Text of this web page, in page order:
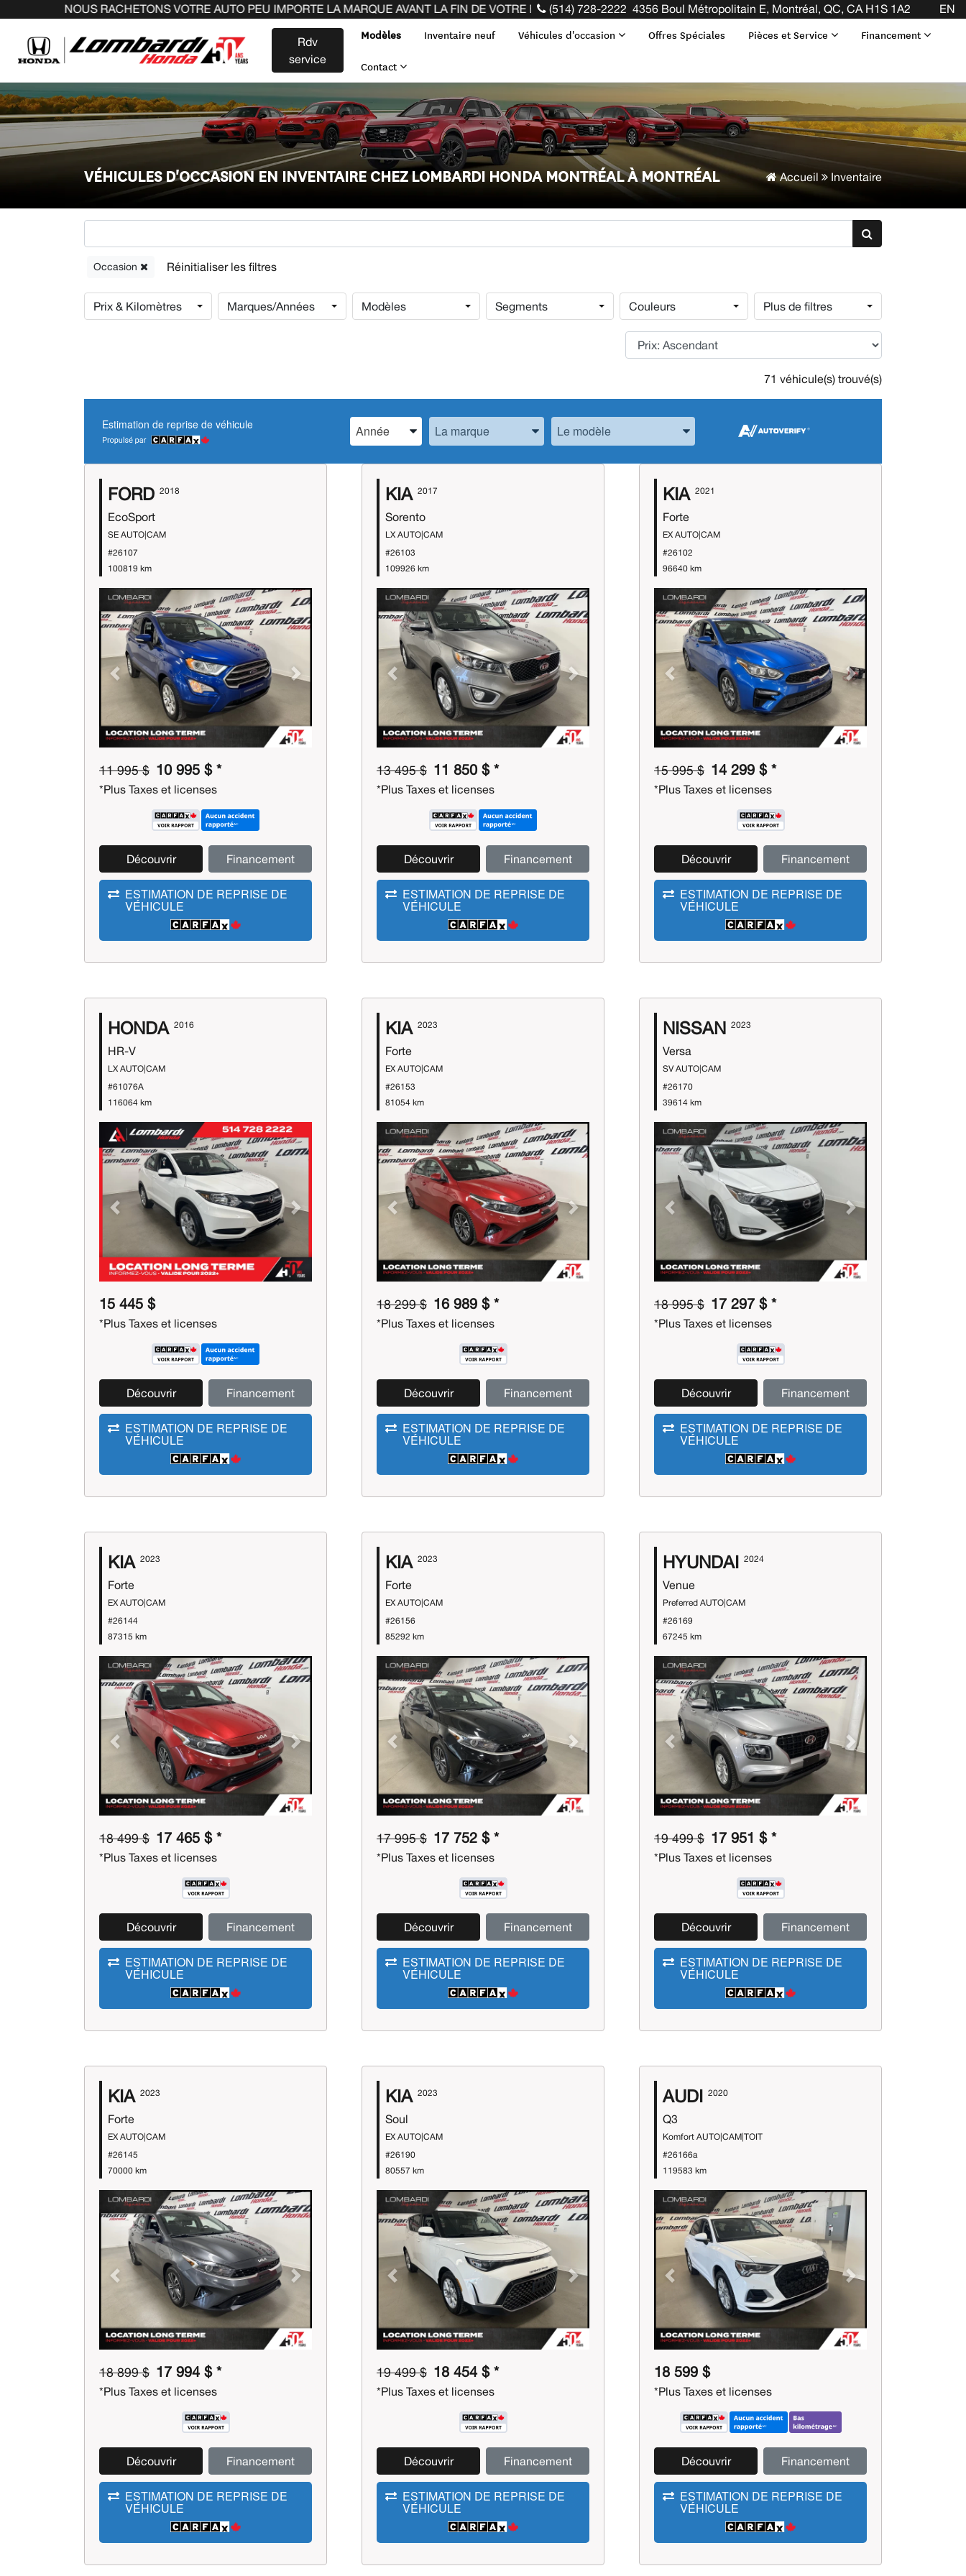
RACHETONS VOTRE AUTO PEU IMPORTE LA MARQUE AVANT LA FIN DE VOTRE BAIL ! CLIQUEZ ICI(514) 728-2222 4356 Boul Métropolitain E, Montréal, QC, CA H1S 1A2 EN
Rdv
service
Modèles Inventaire neuf Véhicules d'occasion Offres Spéciales Pièces et Service Financement
Contact
Accueil Inventaire
VÉHICULES D'OCCASION EN INVENTAIRE CHEZ LOMBARDI HONDA MONTRÉAL À MONTRÉAL
Occasion
Prix & Kilomètres Marques/Années Modèles Segments Couleurs Plus de filtres
71 véhicule(s) trouvé(s)
Estimation de reprise de véhicule Spécifiez l’Année, la Marque et le Modèle
Spécifiez l’Année, la Marque et le ModèleSpécifiez l’Année, la Marque et le Modèle
FORD 2018
EcoSport
SE AUTO|CAM
#26107
100819 km
Previous Next
11 995 $ 10 995 $ *
*Plus Taxes et licenses
Découvrir Financement
ESTIMATION DE REPRISE DE
VÉHICULE
KIA 2017
Sorento
LX AUTO|CAM
#26103
109926 km
Previous Next
13 495 $ 11 850 $ *
*Plus Taxes et licenses
Découvrir Financement
ESTIMATION DE REPRISE DE
VÉHICULE
KIA 2021
Forte
EX AUTO|CAM
#26102
96640 km
Previous Next
15 995 $ 14 299 $ *
*Plus Taxes et licenses
Découvrir Financement
ESTIMATION DE REPRISE DE
VÉHICULE
HONDA 2016
HR-V
LX AUTO|CAM
#61076A
116064 km
Previous Next
15 445 $
*Plus Taxes et licenses
Découvrir Financement
ESTIMATION DE REPRISE DE
VÉHICULE
KIA 2023
Forte
EX AUTO|CAM
#26153
81054 km
Previous Next
18 299 $ 16 989 $ *
*Plus Taxes et licenses
Découvrir Financement
ESTIMATION DE REPRISE DE
VÉHICULE
NISSAN 2023
Versa
SV AUTO|CAM
#26170
39614 km
Previous Next
18 995 $ 17 297 $ *
*Plus Taxes et licenses
Découvrir Financement
ESTIMATION DE REPRISE DE
VÉHICULE
KIA 2023
Forte
EX AUTO|CAM
#26144
87315 km
Previous Next
18 499 $ 17 465 $ *
*Plus Taxes et licenses
Découvrir Financement
ESTIMATION DE REPRISE DE
VÉHICULE
KIA 2023
Forte
EX AUTO|CAM
#26156
85292 km
Previous Next
17 995 $ 17 752 $ *
*Plus Taxes et licenses
Découvrir Financement
ESTIMATION DE REPRISE DE
VÉHICULE
HYUNDAI 2024
Venue
Preferred AUTO|CAM
#26169
67245 km
Previous Next
19 499 $ 17 951 $ *
*Plus Taxes et licenses
Découvrir Financement
ESTIMATION DE REPRISE DE
VÉHICULE
KIA 2023
Forte
EX AUTO|CAM
#26145
70000 km
Previous Next
18 899 $ 17 994 $ *
*Plus Taxes et licenses
Découvrir Financement
ESTIMATION DE REPRISE DE
VÉHICULE
KIA 2023
Soul
EX AUTO|CAM
#26190
80557 km
Previous Next
19 499 $ 18 454 $ *
*Plus Taxes et licenses
Découvrir Financement
ESTIMATION DE REPRISE DE
VÉHICULE
AUDI 2020
Q3
Komfort AUTO|CAM|TOIT
#26166a
119583 km
Previous Next
18 599 $
*Plus Taxes et licenses
Découvrir Financement
ESTIMATION DE REPRISE DE
VÉHICULE